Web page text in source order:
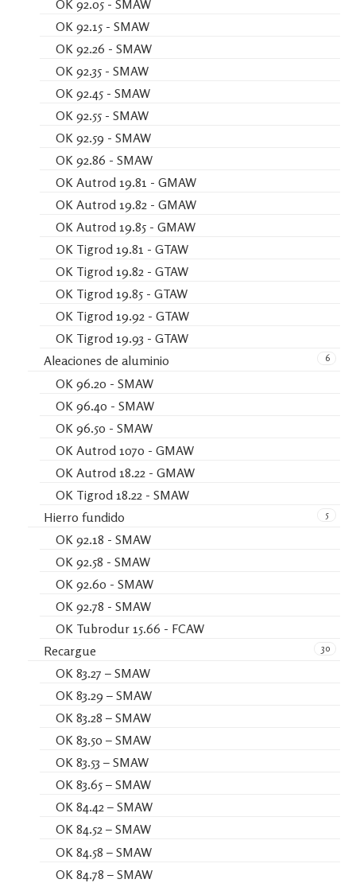
OK 92.05 - SMAW
OK 92.15 - SMAW
OK 92.26 - SMAW
OK 92.35 - SMAW
OK 92.45 - SMAW
OK 92.55 - SMAW
OK 92.59 - SMAW
OK 92.86 - SMAW
OK Autrod 19.81 - GMAW
OK Autrod 19.82 - GMAW
OK Autrod 19.85 - GMAW
OK Tigrod 19.81 - GTAW
OK Tigrod 19.82 - GTAW
OK Tigrod 19.85 - GTAW
OK Tigrod 19.92 - GTAW
OK Tigrod 19.93 - GTAW
6
Aleaciones de aluminio
OK 96.20 - SMAW
OK 96.40 - SMAW
OK 96.50 - SMAW
OK Autrod 1070 - GMAW
OK Autrod 18.22 - GMAW
OK Tigrod 18.22 - SMAW
5
Hierro fundido
OK 92.18 - SMAW
OK 92.58 - SMAW
OK 92.60 - SMAW
OK 92.78 - SMAW
OK Tubrodur 15.66 - FCAW
30
Recargue
OK 83.27 – SMAW
OK 83.29 – SMAW
OK 83.28 – SMAW
OK 83.50 – SMAW
OK 83.53 – SMAW
OK 83.65 – SMAW
OK 84.42 – SMAW
OK 84.52 – SMAW
OK 84.58 – SMAW
OK 84.78 – SMAW